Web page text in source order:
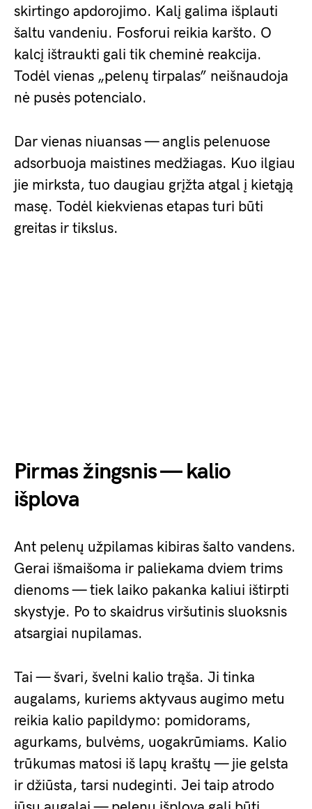
skirtingo apdorojimo. Kalį galima išplauti
šaltu vandeniu. Fosforui reikia karšto. O
kalcį ištraukti gali tik cheminė reakcija.
Todėl vienas „pelenų tirpalas” neišnaudoja
nė pusės potencialo.
Dar vienas niuansas — anglis pelenuose
adsorbuoja maistines medžiagas. Kuo ilgiau
jie mirksta, tuo daugiau grįžta atgal į kietąją
masę. Todėl kiekvienas etapas turi būti
greitas ir tikslus.
Pirmas žingsnis — kalio
išplova
Ant pelenų užpilamas kibiras šalto vandens.
Gerai išmaišoma ir paliekama dviem trims
dienoms — tiek laiko pakanka kaliui ištirpti
skystyje. Po to skaidrus viršutinis sluoksnis
atsargiai nupilamas.
Tai — švari, švelni kalio trąša. Ji tinka
augalams, kuriems aktyvaus augimo metu
reikia kalio papildymo: pomidorams,
agurkams, bulvėms, uogakrūmiams. Kalio
trūkumas matosi iš lapų kraštų — jie gelsta
ir džiūsta, tarsi nudeginti. Jei taip atrodo